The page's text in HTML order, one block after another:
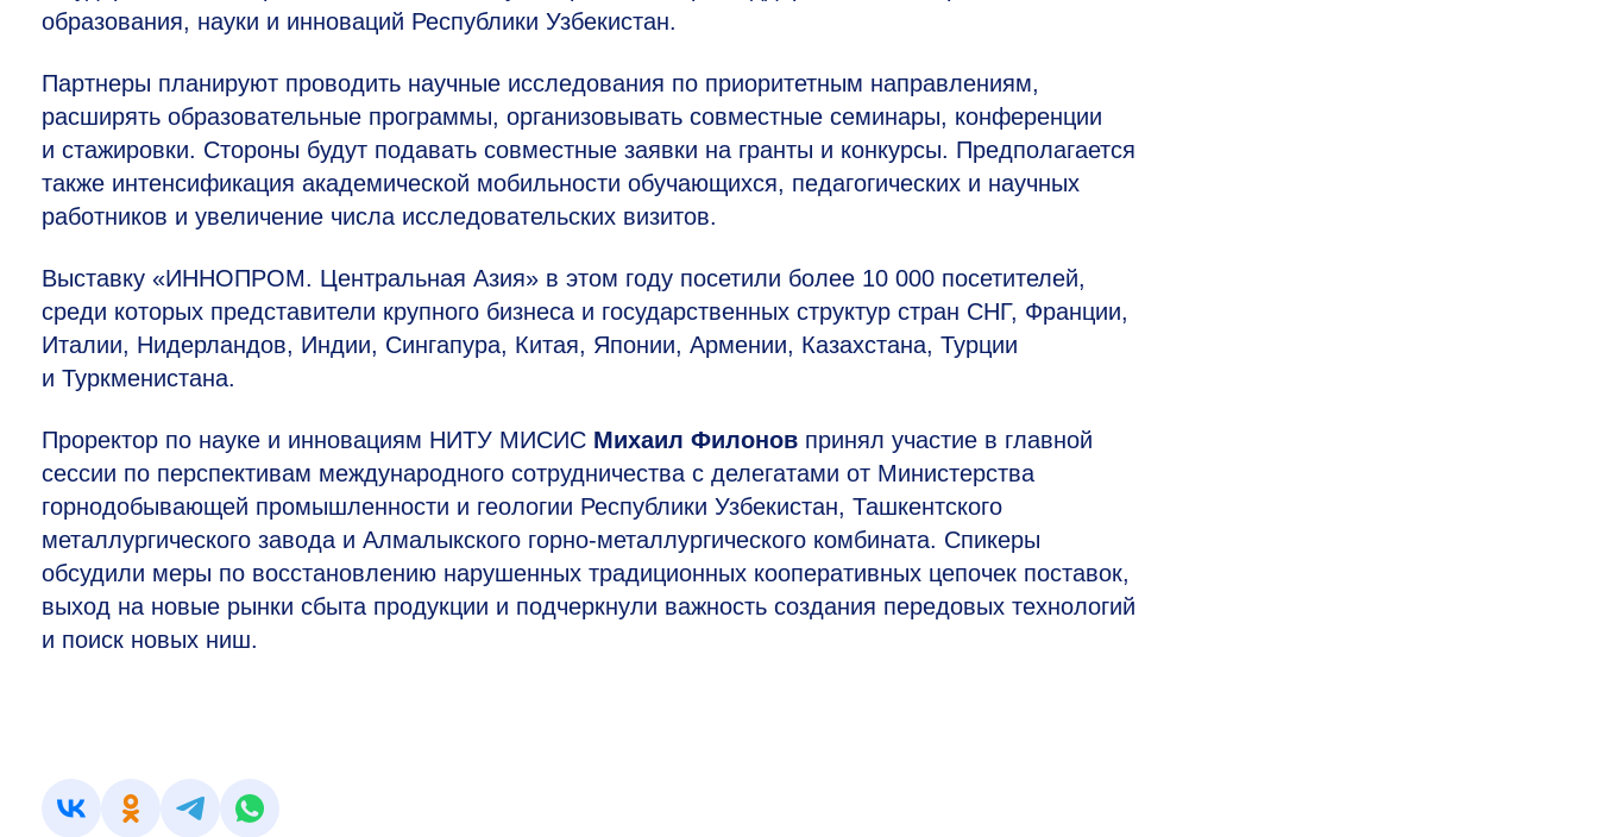
образования, науки и инноваций Республики Узбекистан.
Партнеры планируют проводить научные исследования по приоритетным направлениям,
расширять образовательные программы, организовывать совместные семинары, конференции
и стажировки. Стороны будут подавать совместные заявки на гранты и конкурсы. Предполагается
также интенсификация академической мобильности обучающихся, педагогических и научных
работников и увеличение числа исследовательских визитов.
Выставку «ИННОПРОМ. Центральная Азия» в этом году посетили более 10 000 посетителей,
среди которых представители крупного бизнеса и государственных структур стран СНГ, Франции,
Италии, Нидерландов, Индии, Сингапура, Китая, Японии, Армении, Казахстана, Турции
и Туркменистана.
Проректор по науке и инновациям НИТУ МИСИС Михаил Филонов принял участие в главной
сессии по перспективам международного сотрудничества с делегатами от Министерства
горнодобывающей промышленности и геологии Республики Узбекистан, Ташкентского
металлургического завода и Алмалыкского горно-металлургического комбината. Спикеры
обсудили меры по восстановлению нарушенных традиционных кооперативных цепочек поставок,
выход на новые рынки сбыта продукции и подчеркнули важность создания передовых технологий
и поиск новых ниш.